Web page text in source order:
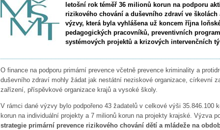
letošní rok téměř 36 milionů korun na podporu
rizikového chování a duševního zdraví ve
výzvy, která byla vyhlášena už koncem října
pedagogických pracovníků, preventivních
systémových projektů a krizových intervenčních
O finance na podporu primární prevence včetně prevence kriminality a
duševního zdraví mohly žádat jak nestátní neziskové organizace, církevní
zařízení, příspěvkové organizace krajů a vysoké školy.
V rámci dané výzvy bylo podpořeno 43 žadatelů v celkové výši 35.846.100
korun na individuální projekty a 7 milionů korun na projekty krajské. Výzva
strategie primární prevence rizikového chování dětí a mládeže na